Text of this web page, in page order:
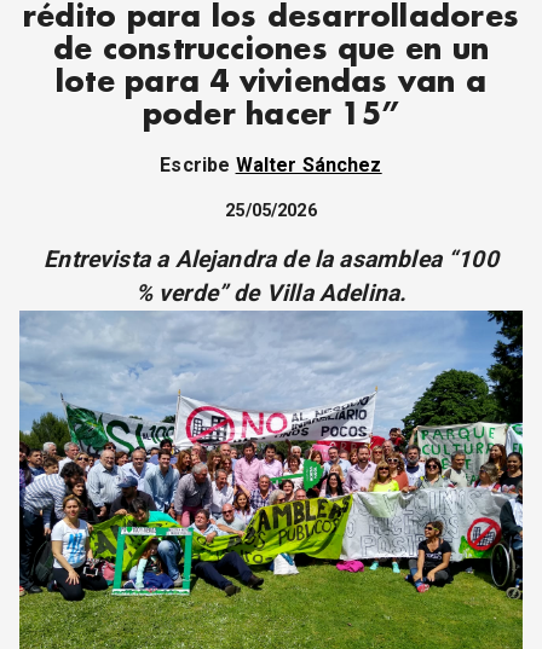
MOVIMIENTO OBRERO
MUJER
ECONOMÍA
SOCIEDAD Y CULTURA
CORREO DE LECTORES
DEBATE
DECLARACIONES
OPINIÓN
ALTAMIRA RESPONDE
Política Obrera Revista
CONTACTO
rédito para los desarrolladores
de construcciones que en un
lote para 4 viviendas van a
poder hacer 15”
Escribe Walter Sánchez
25/05/2026
Entrevista a Alejandra de la asamblea “100
% verde” de Villa Adelina.